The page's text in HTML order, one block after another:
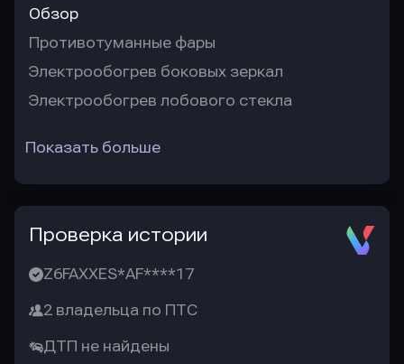
Обзор
Противотуманные фары
Электрообогрев боковых зеркал
Электрообогрев лобового стекла
Показать больше
Проверка истории
Z6FAXXES*AF****17
2 владельца по ПТС
ДТП не найдены